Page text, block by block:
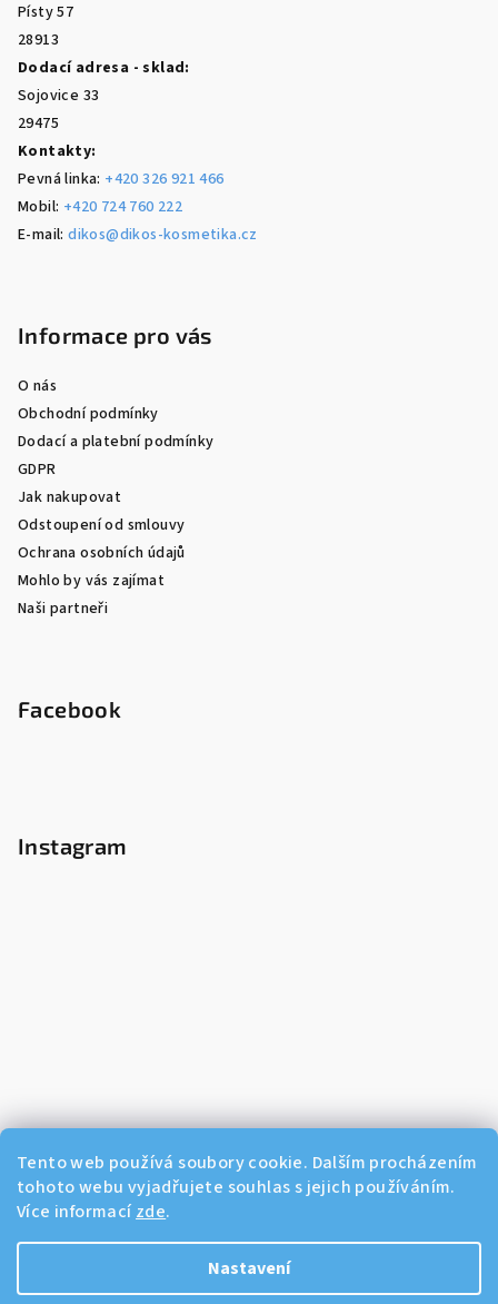
Tento web používá soubory cookie. Dalším procházením
tohoto webu vyjadřujete souhlas s jejich používáním.
Více informací zde.
Nastavení
Písty 57
28913
Dodací adresa - sklad:
Sojovice 33
29475
Kontakty:
Pevná linka: +420 326 921 466
Mobil: +420 724 760 222
E-mail:dikos@dikos-kosmetika.cz
Informace pro vás
O nás
Obchodní podmínky
Dodací a platební podmínky
GDPR
Jak nakupovat
Odstoupení od smlouvy
Ochrana osobních údajů
Mohlo by vás zajímat
Naši partneři
Facebook
Instagram
Sledovat na Instagramu